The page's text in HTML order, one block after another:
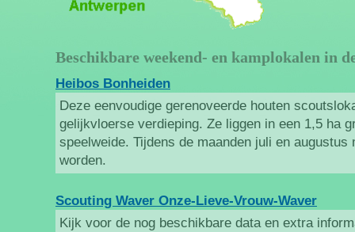
Beschikbare weekend- en kamplokalen in
Heibos Bonheiden
Deze eenvoudige gerenoveerde houten
gelijkvloerse verdieping. Ze liggen in een 1,5 ha
speelweide. Tijdens de maanden juli en augustus
worden.
Scouting Waver Onze-Lieve-Vrouw-Waver
Kijk voor de nog beschikbare data en extra